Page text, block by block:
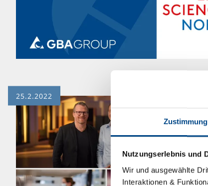
Zustimmung
Nutzungserlebnis und
Wir und ausgewählte
Interaktionen &
25.2.2022